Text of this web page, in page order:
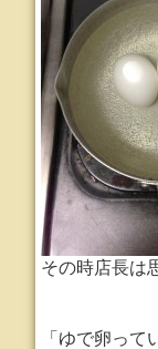
その時店長は
「ゆで卵って